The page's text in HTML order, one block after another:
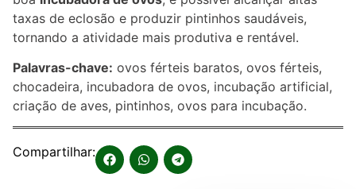
taxas de eclosão e produzir pintinhos saudáveis,
tornando a atividade mais produtiva e rentável.
Palavras-chave: ovos férteis baratos, ovos férteis,
chocadeira, incubadora de ovos, incubação artificial,
criação de aves, pintinhos, ovos para incubação.
Compartilhar: